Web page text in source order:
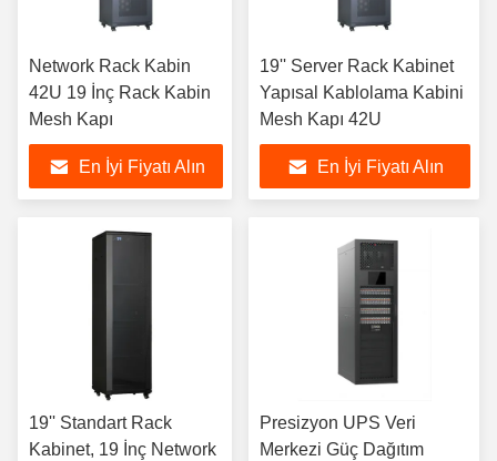
Network Rack Kabin
42U 19 İnç Rack Kabin
Mesh Kapı
En İyi Fiyatı Alın
19'' Server Rack Kabinet
Yapısal Kablolama Kabini
Mesh Kapı 42U
En İyi Fiyatı Alın
19'' Standart Rack
Kabinet, 19 İnç Network
Presizyon UPS Veri
Merkezi Güç Dağıtım